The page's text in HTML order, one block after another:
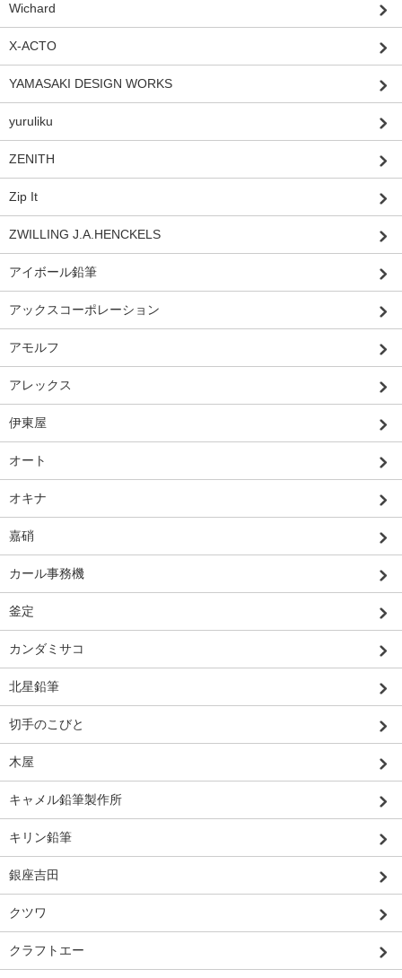
Wichard
X-ACTO
YAMASAKI DESIGN WORKS
yuruliku
ZENITH
Zip It
ZWILLING J.A.HENCKELS
アイボール鉛筆
アックスコーポレーション
アモルフ
アレックス
伊東屋
オート
オキナ
嘉硝
カール事務機
釜定
カンダミサコ
北星鉛筆
切手のこびと
木屋
キャメル鉛筆製作所
キリン鉛筆
銀座吉田
クツワ
クラフトエー